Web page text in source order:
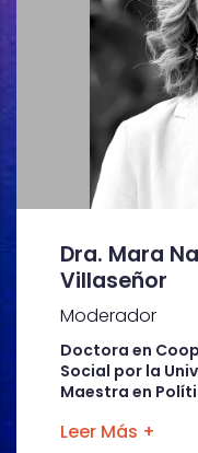
Dra. Mara
Villaseñor
Moderador
Doctora en
Social por la
Maestra en
Leer Más +